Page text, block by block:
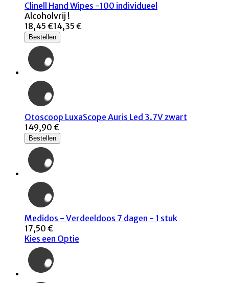
Clinell Hand Wipes -100 individueel
Alcoholvrij !
18,45 €14,35 €
Bestellen
Otoscoop LuxaScope Auris Led 3.7V zwart
149,90 €
Bestellen
Medidos - Verdeeldoos 7 dagen - 1 stuk
17,50 €
Kies een Optie